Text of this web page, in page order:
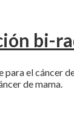
bi-
el cáncer
de mama.